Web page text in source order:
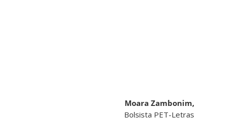
Moara Zambonim,
Bolsista PET-Letras